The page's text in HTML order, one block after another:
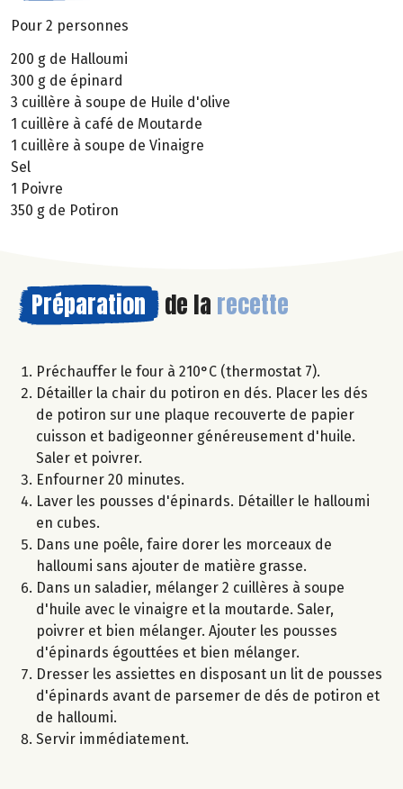
Pour 2 personnes
200 g de Halloumi
300 g de épinard
3 cuillère à soupe de Huile d'olive
1 cuillère à café de Moutarde
1 cuillère à soupe de Vinaigre
Sel
1 Poivre
350 g de Potiron
Préparation de la recette
Préchauffer le four à 210°C (thermostat 7).
Détailler la chair du potiron en dés. Placer les dés
de potiron sur une plaque recouverte de papier
cuisson et badigeonner généreusement d'huile.
Saler et poivrer.
Enfourner 20 minutes.
Laver les pousses d'épinards. Détailler le halloumi
en cubes.
Dans une poêle, faire dorer les morceaux de
halloumi sans ajouter de matière grasse.
Dans un saladier, mélanger 2 cuillères à soupe
d'huile avec le vinaigre et la moutarde. Saler,
poivrer et bien mélanger. Ajouter les pousses
d'épinards égouttées et bien mélanger.
Dresser les assiettes en disposant un lit de pousses
d'épinards avant de parsemer de dés de potiron et
de halloumi.
Servir immédiatement.